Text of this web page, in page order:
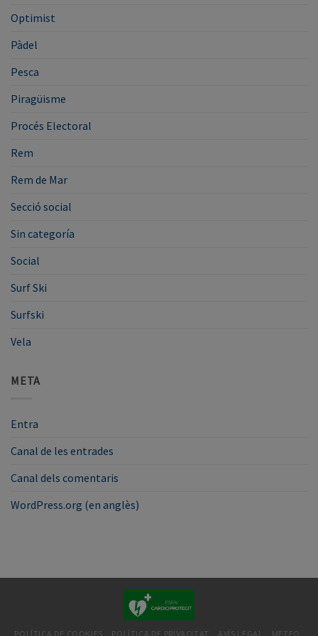
Optimist
Pàdel
Pesca
Piragüisme
Procés Electoral
Rem
Rem de Mar
Secció social
Sin categoría
Social
Surf Ski
Surfski
Vela
META
Entra
Canal de les entrades
Canal dels comentaris
WordPress.org (en anglès)
POLÍTICA DE COOKIES POLÍTICA DE PRIVACITAT AVÍS LEGAL METEO